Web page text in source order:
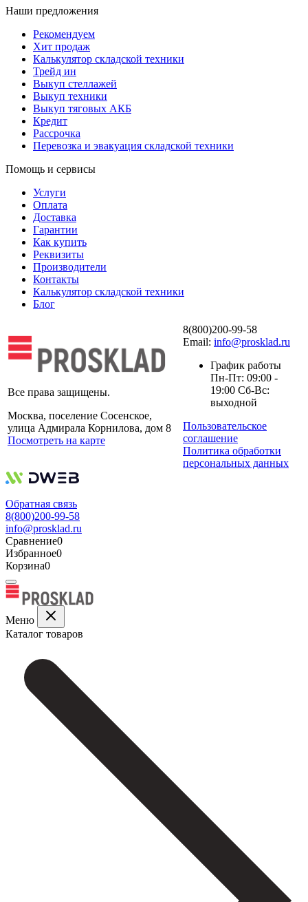
Наши предложения
Рекомендуем
Хит продаж
Калькулятор складской техники
Трейд ин
Выкуп стеллажей
Выкуп техники
Выкуп тяговых АКБ
Кредит
Рассрочка
Перевозка и эвакуация складской техники
Помощь и сервисы
Услуги
Оплата
Доставка
Гарантии
Как купить
Реквизиты
Производители
Контакты
Калькулятор складской техники
Блог
Все права защищены.
Москва, поселение Сосенское,
улица Адмирала Корнилова, дом 8
Посмотреть на карте
8(800)200-99-58
Email: info@prosklad.ru
График работы
Пн-Пт: 09:00 -
19:00 Сб-Вс:
выходной
Пользовательское
соглашение
Политика обработки
персональных данных
Обратная связь
8(800)200-99-58
info@prosklad.ru
Сравнение0
Избранное0
Корзина0
Меню
Каталог товаров